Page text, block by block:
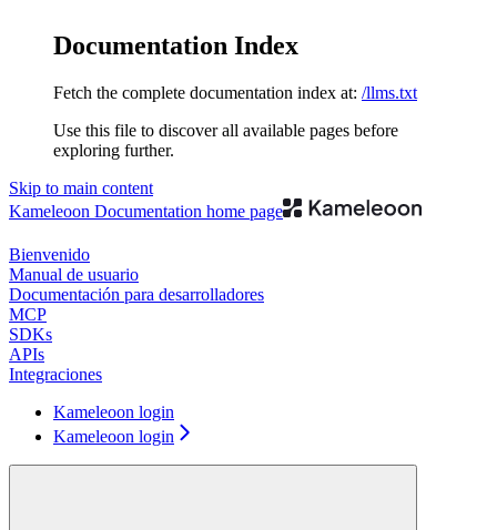
Documentation Index
Fetch the complete documentation index at: /llms.txt
Use this file to discover all available pages before
exploring further.
Skip to main content
Kameleoon Documentation home page
Bienvenido
Manual de usuario
Documentación para desarrolladores
MCP
SDKs
APIs
Integraciones
Kameleoon login
Kameleoon login